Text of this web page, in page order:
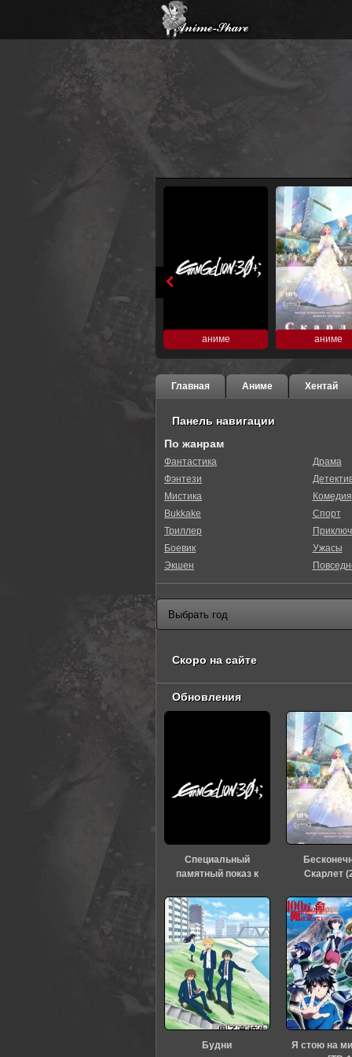
аниме аниме
Главная Аниме Хентай
Панель навигации
По жанрам
Фантастика
Фэнтези
Мистика
Bukkake
Триллер
Боевик
Экшен
Драма
Комедия
Спорт
Ужасы
Скоро на сайте
Обновления
Специальный
памятный показ к
«Евангелиона» (2026)
Скарлет
Будни
Я стою на